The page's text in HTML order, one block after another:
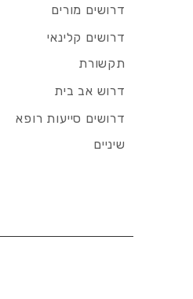
דרושים מורים
דרושים קלינאי
תקשורת
דרוש אב בית
דרושים סייעות רופא
שיניים